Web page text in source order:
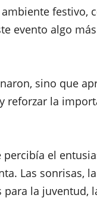
festivo,
evento algo
sino que
reforzar la
el
Las sonrisas,
para la juventud,